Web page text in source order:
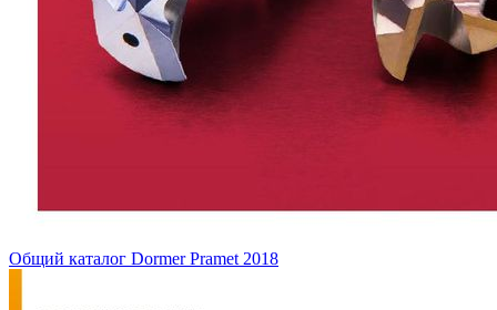
Общий каталог Dormer Pramet 2018